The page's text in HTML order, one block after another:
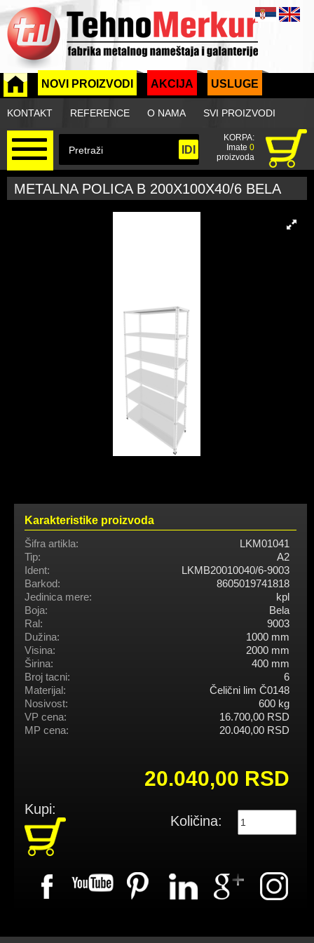
NOVI PROIZVODI AKCIJA USLUGE
KONTAKT REFERENCE O NAMA SVI PROIZVODI
KORPA:
Imate 0
proizvoda
METALNA POLICA B 200X100X40/6 BELA
Karakteristike proizvoda
Šifra artikla:
LKM01041
Tip:
A2
Ident:
LKMB20010040/6-9003
Barkod:
8605019741818
Jedinica mere:
kpl
Boja:
Bela
Ral:
9003
Dužina:
1000 mm
Visina:
2000 mm
Širina:
400 mm
Broj tacni:
6
Materijal:
Čelični lim Č0148
Nosivost:
600 kg
VP cena:
16.700,00 RSD
MP cena:
20.040,00 RSD
20.040,00 RSD
Kupi:
Količina: